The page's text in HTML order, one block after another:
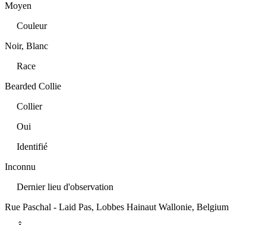
Moyen
Couleur
Noir, Blanc
Race
Bearded Collie
Collier
Oui
Identifié
Inconnu
Dernier lieu d'observation
Rue Paschal - Laid Pas, Lobbes Hainaut Wallonie, Belgium